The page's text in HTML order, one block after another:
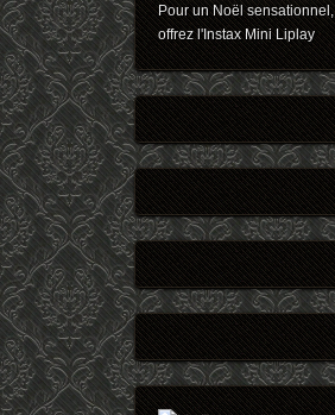
Pour un Noël sensationnel,
offrez l'Instax Mini Liplay